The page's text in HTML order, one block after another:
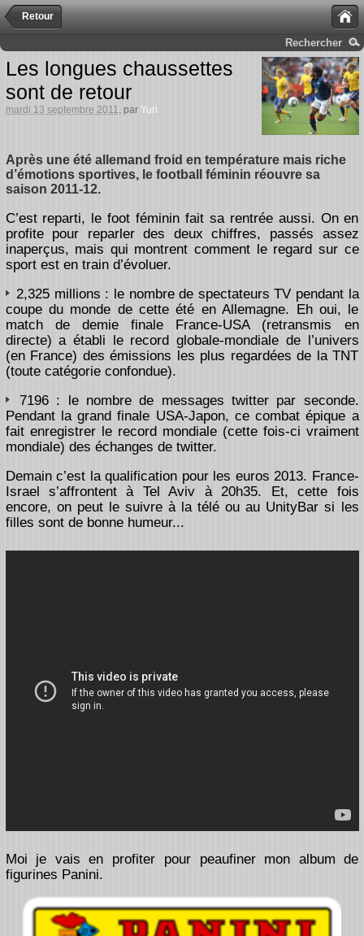
Retour
Rechercher
Les longues chaussettes
sont de retour
mardi 13 septembre 2011 , par Yuri
Après une été allemand froid en température mais riche
d’émotions sportives, le football féminin réouvre sa
saison 2011-12.
C’est reparti, le foot féminin fait sa rentrée aussi. On en
profite pour reparler des deux chiffres, passés assez
inaperçus, mais qui montrent comment le regard sur ce
sport est en train d’évoluer.
2,325 millions : le nombre de spectateurs TV pendant la
coupe du monde de cette été en Allemagne. Eh oui, le
match de demie finale France-USA (retransmis en
directe) a établi le record globale-mondiale de l’univers
(en France) des émissions les plus regardées de la TNT
(toute catégorie confondue).
7196 : le nombre de messages twitter par seconde.
Pendant la grand finale USA-Japon, ce combat épique a
fait enregistrer le record mondiale (cette fois-ci vraiment
mondiale) des échanges de twitter.
Demain c’est la qualification pour les euros 2013. France-
Israel s’affrontent à Tel Aviv à 20h35. Et, cette fois
encore, on peut le suivre à la télé ou au UnityBar si les
filles sont de bonne humeur...
Moi je vais en profiter pour peaufiner mon album de
figurines Panini.